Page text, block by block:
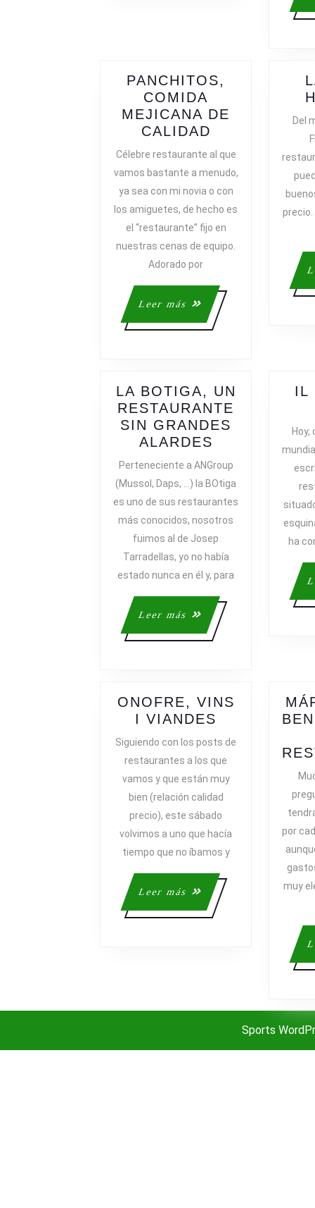
PANCHITOS,
COMIDA
MEJICANA DE
CALIDAD
COMIDA
MEJICANA
DE
CALIDAD
Célebre restaurante al que
vamos bastante a menudo,
ya sea con mi novia o con
los amiguetes, de hecho es
el “restaurante” fijo en
nuestras cenas de equipo.
Adorado por
Leer más
Leer
más
Del
LA BOTIGA, UN
RESTAURANTE
SIN GRANDES
ALARDES
BOTIGA,
UN
SIN
GRANDES
ALARDES
Perteneciente a ANGroup
(Mussol, Daps, …) la BOtiga
es uno de sus restaurantes
más conocidos, nosotros
fuimos al de Josep
Tarradellas, yo no había
estado nunca en él y, para
Leer más
Leer
más
IL
ha
ONOFRE, VINS
I VIANDES ONOFRE,
VINS
VIANDES
Siguiendo con los posts de
restaurantes a los que
vamos y que están muy
bien (relación calidad
precio), este sábado
volvimos a uno que hacía
tiempo que no íbamos y
Leer más
Leer
más
por
muy
Sports